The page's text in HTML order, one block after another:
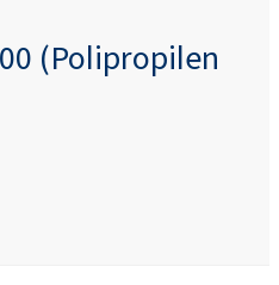
(Polipropilen